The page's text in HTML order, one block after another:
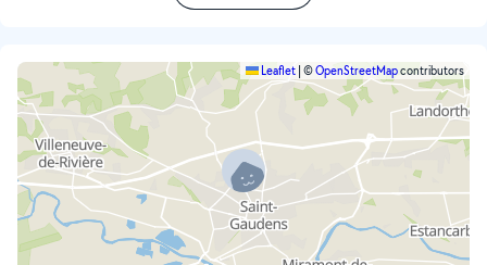
Leaflet ©OpenStreetMapcontributors